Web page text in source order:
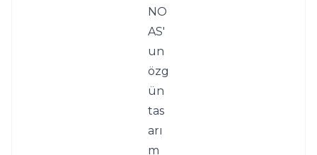
NO
AS'
un
özg
ün
tas
arı
m